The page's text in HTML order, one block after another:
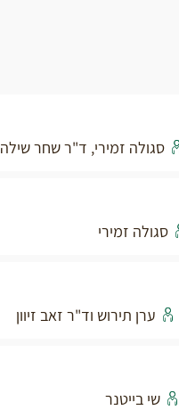
סגולה זמירי, ד"ר שחר שילה
סגולה זמירי
ערן תירוש וד"ר זאב זיוון
שי בייטנר